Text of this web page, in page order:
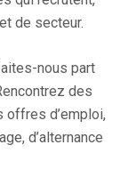
de secteur.
nous part
des
offres d’emploi,
d’alternance